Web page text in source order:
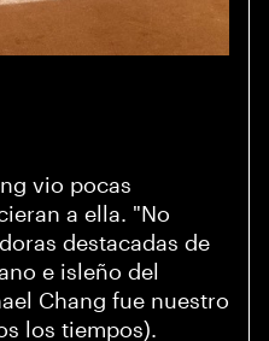
vio pocas
a ella. "No
destacadas de
e isleño del
Chang fue nuestro
los tiempos).